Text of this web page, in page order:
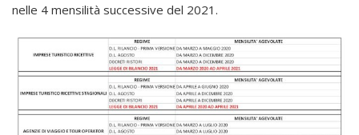
nelle 4 mensilità successive del 2021.